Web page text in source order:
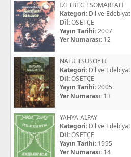
İZETBEG TSOMARTATI
Kategori: Dil ve Edebiyat
Dil:OSETÇE
Yayın Tarihi:2007
Yer Numarası: 12
NAFU TSUSOYTI
Kategori: Dil ve Edebiyat
Dil:OSETÇE
Yayın Tarihi:2005
Yer Numarası: 13
YAHYA ALPAY
Kategori: Dil ve Edebiyat
Dil:OSETÇE
Yayın Tarihi: 1995
Yer Numarası: 14